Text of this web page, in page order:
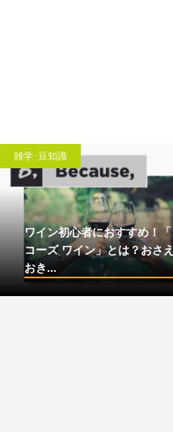
雑学･豆知識
ワイン初心者におすすめ！
コーズ ワイン」とは？おさ
おき...